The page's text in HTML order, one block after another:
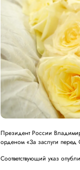
Президент России
орденом «За заслуги перед
Соответствующий указ